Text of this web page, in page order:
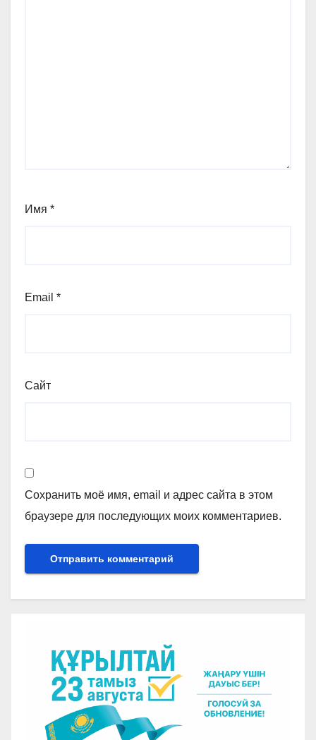
Имя *
Email *
Сайт
Сохранить моё имя, email и адрес сайта в этом
браузере для последующих моих комментариев.